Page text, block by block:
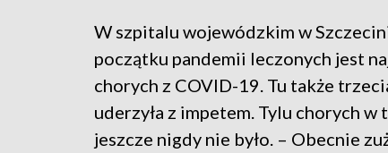
W szpitalu wojewódzkim w
początku pandemii leczonych jest
chorych z COVID-19. Tu także
uderzyła z impetem. Tylu chorych w
jeszcze nigdy nie było. – Obecnie